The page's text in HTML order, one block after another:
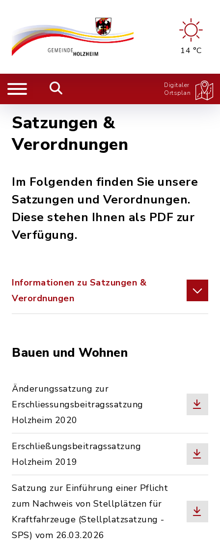
14 °C
Digitaler
Ortsplan
Satzungen &
Verordnungen
Im Folgenden finden Sie unsere
Satzungen und Verordnungen.
Diese stehen Ihnen als PDF zur
Verfügung.
Informationen zu Satzungen &
Verordnungen
Bauen und Wohnen
Änderungssatzung zur
Erschliessungsbeitragssatzung
Holzheim 2020
Erschließungsbeitragssatzung
Holzheim 2019
Satzung zur Einführung einer Pflicht
zum Nachweis von Stellplätzen für
Kraftfahrzeuge (Stellplatzsatzung -
SPS) vom 26.03.2026